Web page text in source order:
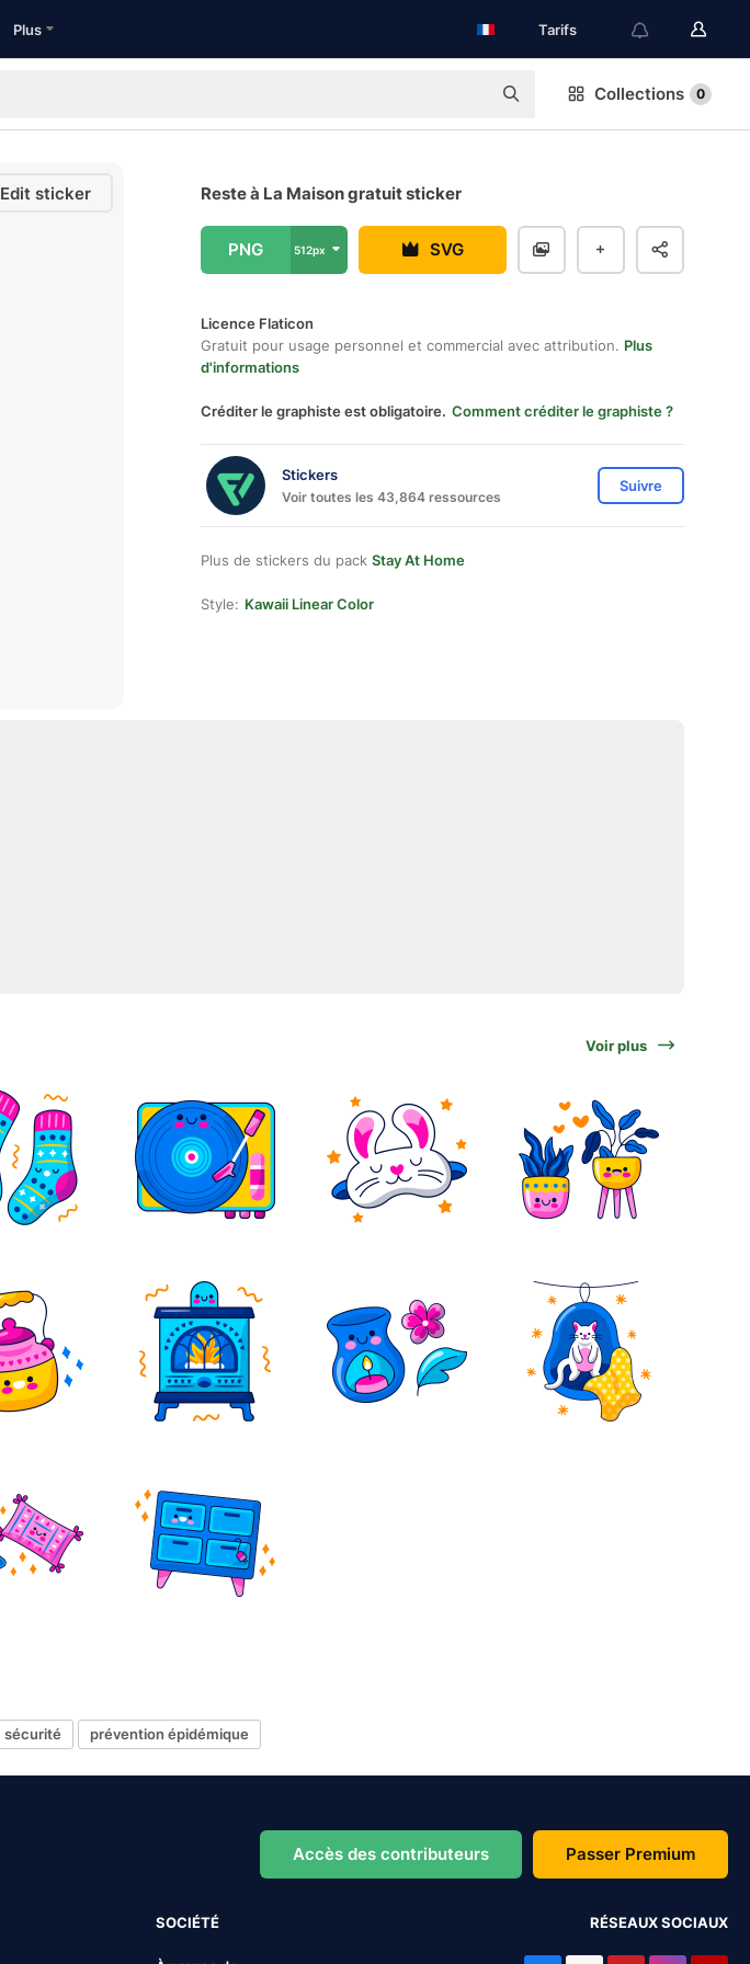
Plus Tarifs
Collections 0
Edit sticker Reste à La Maison gratuit sticker
PNG 512px SVG
Licence Flaticon
Gratuit pour usage personnel et commercial avec attribution. Plus
d'informations
Créditer le graphiste est obligatoire. Comment créditer le graphiste ?
Stickers
Voir toutes les 43,864 ressources
Suivre
Plus de stickers du pack Stay At Home
Style: Kawaii Linear Color
Voir plus
sécurité prévention épidémique
Accès des contributeurs Passer Premium
SOCIÉTÉ RÉSEAUX SOCIAUX